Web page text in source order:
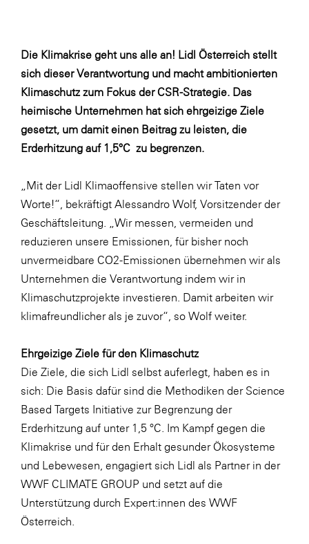
kosaplaner
LAT Nitrogen
Libro
Lidl Österreich
Die Menü-Manufaktur
MTH Retail Group
OMV
OptimaMed
PAGRO
PHH Rechtsanwält:innen
Primark
sebamed
SeneCura
SERVICE&MORE
SKINUANCE®
Somfy
Sony DADC
SPIEGLTEC
STIHL Tirol
Die Klimakrise geht uns alle an! Lidl Österreich stellt
sich dieser Verantwortung und macht ambitionierten
Klimaschutz zum Fokus der CSR-Strategie. Das
heimische Unternehmen hat sich ehrgeizige Ziele
gesetzt, um damit einen Beitrag zu leisten, die
Erderhitzung auf 1,5°C zu begrenzen.
„Mit der Lidl Klimaoffensive stellen wir Taten vor
Worte!“, bekräftigt Alessandro Wolf, Vorsitzender der
Geschäftsleitung. „Wir messen, vermeiden und
reduzieren unsere Emissionen, für bisher noch
unvermeidbare CO2-Emissionen übernehmen wir als
Unternehmen die Verantwortung indem wir in
Klimaschutzprojekte investieren. Damit arbeiten wir
klimafreundlicher als je zuvor“, so Wolf weiter.
Ehrgeizige Ziele für den Klimaschutz
Die Ziele, die sich Lidl selbst auferlegt, haben es in
sich: Die Basis dafür sind die Methodiken der Science
Based Targets Initiative zur Begrenzung der
Erderhitzung auf unter 1,5 °C. Im Kampf gegen die
Klimakrise und für den Erhalt gesunder Ökosysteme
und Lebewesen, engagiert sich Lidl als Partner in der
WWF CLIMATE GROUP und setzt auf die
Unterstützung durch Expert:innen des WWF
Österreich.